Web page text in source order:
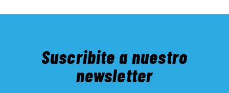
Suscribite a nuestro
newsletter